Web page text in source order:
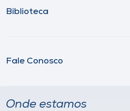
Biblioteca
Fale Conosco
Onde estamos